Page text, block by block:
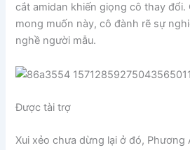
cắt amidan khiến giọng cô thay
mong muốn này, cô đành rẽ sự
nghề người mẫu.
Được tài trợ
Xui xẻo chưa dừng lại ở đó, Phương